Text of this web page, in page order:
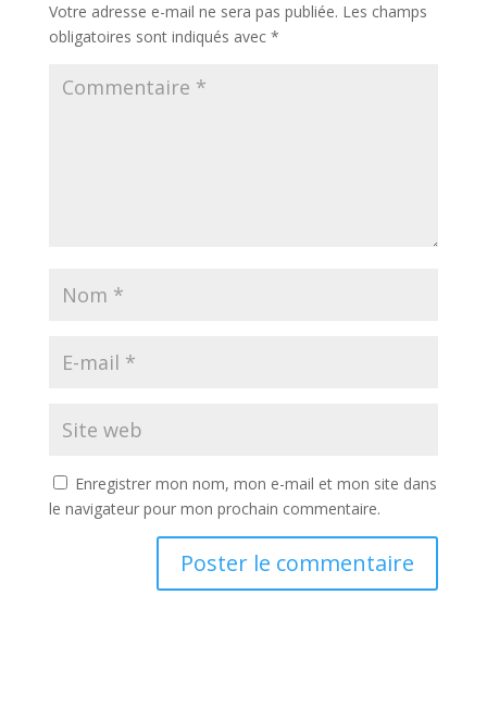
Votre adresse e-mail ne sera pas publiée. Les champs
obligatoires sont indiqués avec *
Enregistrer mon nom, mon e-mail et mon site dans
le navigateur pour mon prochain commentaire.